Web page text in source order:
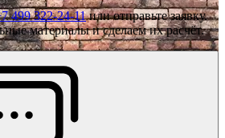
499 322-24-11или отправьте заявку.
материалы и сделаем их расчёт.